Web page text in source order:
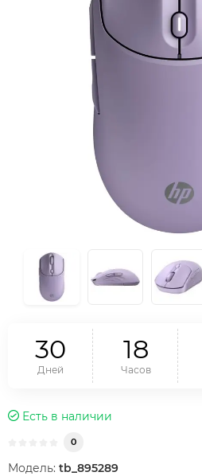
30
Дней
18
Часов
Есть в наличии
0
Модель: tb_895289